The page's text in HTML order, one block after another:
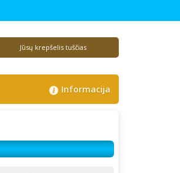
Jūsų krepšelis tuščias
Informacija